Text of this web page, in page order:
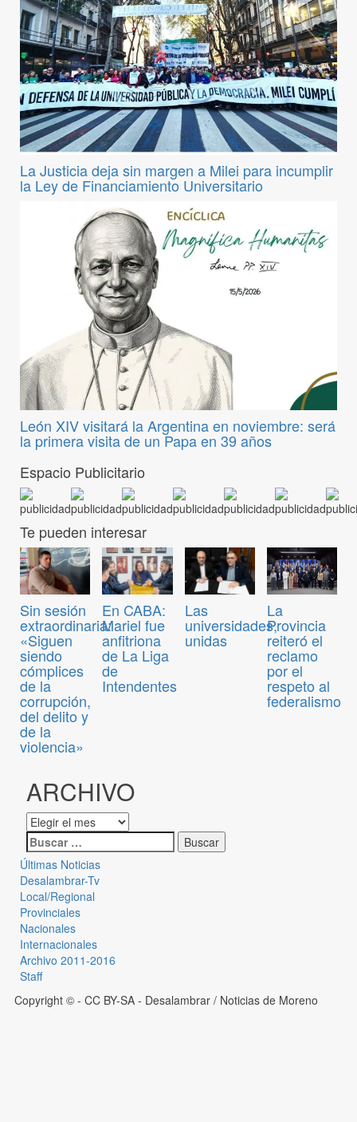
La Justicia deja sin margen a Milei para incumplir
la Ley de Financiamiento Universitario
León XIV visitará la Argentina en noviembre: será
la primera visita de un Papa en 39 años
Espacio Publicitario
Te pueden interesar
Sin sesión
extraordinaria:
«Siguen
siendo
cómplices
de la
corrupción,
del delito y
de la
violencia»
En CABA:
Mariel fue
anfitriona
de La Liga
de
Intendentes
Las
universidades,
unidas
La
Provincia
reiteró el
reclamo
por el
respeto al
federalismo
ARCHIVO
Últimas Noticias
Desalambrar-Tv
Local/Regional
Provinciales
Nacionales
Internacionales
Archivo 2011-2016
Staff
Copyright © - CC BY-SA - Desalambrar / Noticias de Moreno